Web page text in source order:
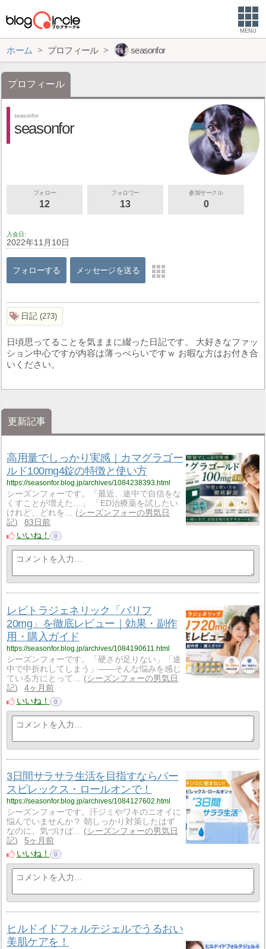
MENU
ホーム プロフィール seasonfor
プロフィール
seasonfor
seasonfor
フォロー
12
フォロワー
13
参加サークル
0
入会日
2022年11月10日
フォローする メッセージを送る
日記 273
日頃思ってることを気ままに綴った日記です。 大好きなファッ
ション中心ですが内容は薄っぺらいですｗ お暇な方はお付き合
いください。
更新記事
高用量でしっかり実感｜カマグラゴー
ルド100mg4錠の特徴と使い方
https://seasonfor.blog.jp/archives/1084238393.html
シーズンフォーです。「最近、途中で自信をな
くすことが増えた…」 「ED治療薬を試したい
けれど、どれを…
シーズンフォーの男気日
記
83日前
いいね！
0
レビトラジェネリック「バリフ
20mg」を徹底レビュー｜効果・副作
用・購入ガイド
https://seasonfor.blog.jp/archives/1084190611.html
シーズンフォーです。「硬さが足りない」「途
中で中折れしてしまう」――そんな悩みを感じ
ている方にとって…
シーズンフォーの男気日
記
4ヶ月前
いいね！
0
3日間サラサラ生活を目指すならパー
スピレックス・ロールオンで！
https://seasonfor.blog.jp/archives/1084127602.html
シーズンフォーです。汗ジミやワキのニオイに
悩んでいませんか？ 朝しっかり対策したはず
なのに、気づけば…
シーズンフォーの男気日
記
5ヶ月前
いいね！
0
ヒルドイドフォルテジェルでうるおい
美肌ケアを！